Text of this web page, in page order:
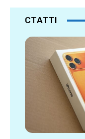
СТАТТІ